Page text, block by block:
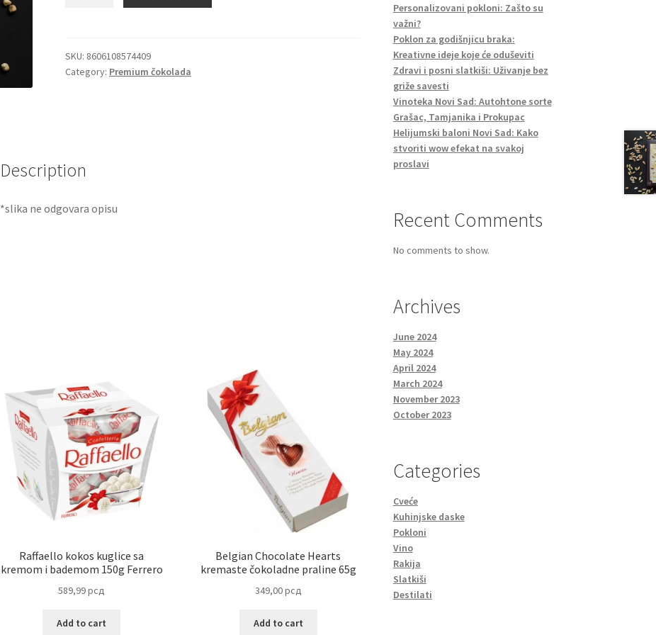
quantity
SKU: 8606108574409
Category: Premium čokolada
Description
*slika ne odgovara opisu
Raffaello kokos kuglice sa
kremom i bademom 150g Ferrero
589,99рсд
Add to cart
Belgian Chocolate Hearts
kremaste čokoladne praline 65g
349,00рсд
Add to cart
Personalizovani pokloni: Zašto su
važni?
Poklon za godišnjicu braka:
Kreativne ideje koje će oduševiti
Zdravi i posni slatkiši: Uživanje bez
griže savesti
Vinoteka Novi Sad: Autohtone sorte
Grašac, Tamjanika i Prokupac
Helijumski baloni Novi Sad: Kako
stvoriti wow efekat na svakoj
proslavi
Recent Comments
No comments to show.
Archives
June 2024
May 2024
April 2024
March 2024
November 2023
October 2023
Categories
Cveće
Kuhinjske daske
Pokloni
Vino
Rakija
Slatkiši
Destilati